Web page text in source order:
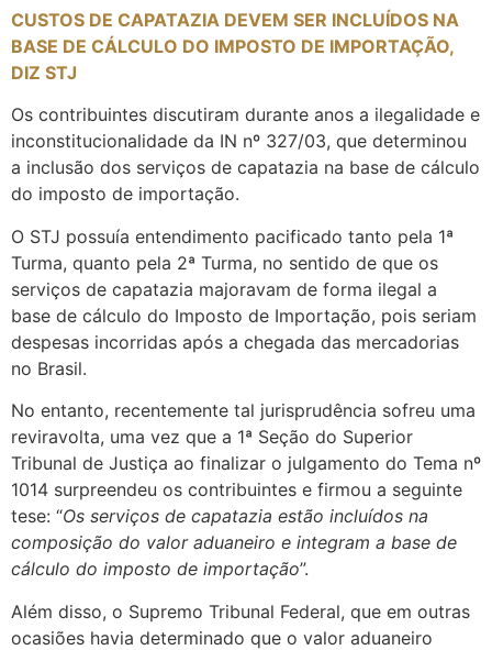
CUSTOS DE CAPATAZIA DEVEM SER INCLUÍDOS NA
BASE DE CÁLCULO DO IMPOSTO DE IMPORTAÇÃO,
DIZ STJ
Os contribuintes discutiram durante anos a ilegalidade e
inconstitucionalidade da IN nº 327/03, que determinou
a inclusão dos serviços de capatazia na base de cálculo
do imposto de importação.
O STJ possuía entendimento pacificado tanto pela 1ª
Turma, quanto pela 2ª Turma, no sentido de que os
serviços de capatazia majoravam de forma ilegal a
base de cálculo do Imposto de Importação, pois seriam
despesas incorridas após a chegada das mercadorias
no Brasil.
No entanto, recentemente tal jurisprudência sofreu uma
reviravolta, uma vez que a 1ª Seção do Superior
Tribunal de Justiça ao finalizar o julgamento do Tema nº
1014 surpreendeu os contribuintes e firmou a seguinte
tese: “Os serviços de capatazia estão incluídos na
composição do valor aduaneiro e integram a base de
cálculo do imposto de importação”.
Além disso, o Supremo Tribunal Federal, que em outras
ocasiões havia determinado que o valor aduaneiro